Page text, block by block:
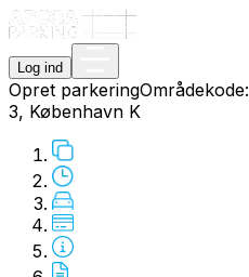
Log ind
Opret parkeringOmrådekode:
3, København K